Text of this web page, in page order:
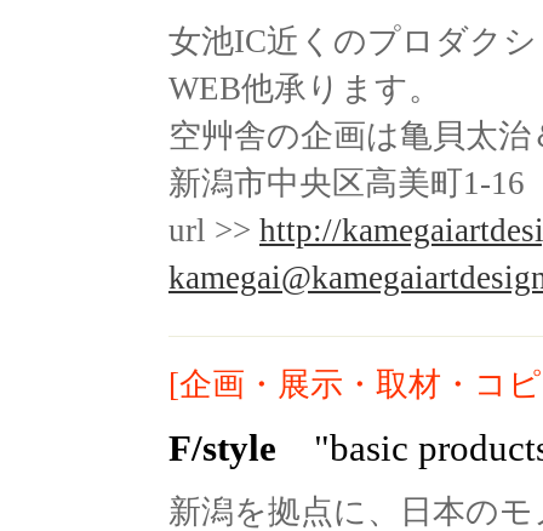
女池IC近くのプロダク
WEB他承ります。
空艸舎の企画は亀貝太
新潟市中央区高美町1-16
url >> http://
[企画・展示・取材・コ
F/style "basic
新潟を拠点に、日本の